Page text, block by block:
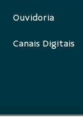
Ouvidoria
Canais Digitais